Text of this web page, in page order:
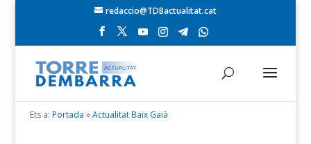
redaccio@TDBactualitat.cat
Ets a: Portada »Actualitat Baix Gaià